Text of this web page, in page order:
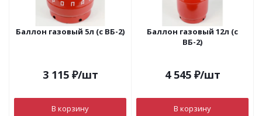
Баллон газовый 5л (с ВБ-2)
3 115₽/шт
В корзину
Баллон газовый 12л (с
ВБ-2)
4 545₽/шт
В корзину